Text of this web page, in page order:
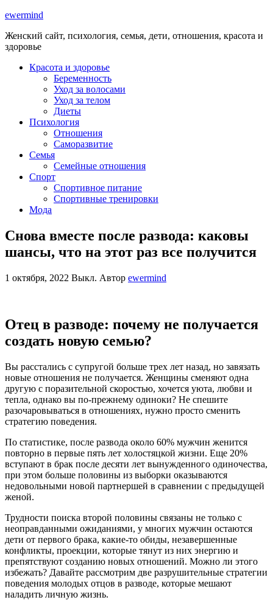
ewermind
Женский сайт, психология, семья, дети, отношения, красота и
здоровье
Красота и здоровье
Беременность
Уход за волосами
Уход за телом
Диеты
Психология
Отношения
Саморазвитие
Семья
Семейные отношения
Спорт
Спортивное питание
Спортивные тренировки
Мода
Снова вместе после развода: каковы
шансы, что на этот раз все получится
1 октября, 2022 Выкл. Автор ewermind
Отец в разводе: почему не получается
создать новую семью?
Вы расстались с супругой больше трех лет назад, но завязать
новые отношения не получается. Женщины сменяют одна
другую с поразительной скоростью, хочется уюта, любви и
тепла, однако вы по-прежнему одиноки? Не спешите
разочаровываться в отношениях, нужно просто сменить
стратегию поведения.
По статистике, после развода около 60% мужчин женится
повторно в первые пять лет холостяцкой жизни. Еще 20%
вступают в брак после десяти лет вынужденного одиночества,
при этом больше половины из выборки оказываются
недовольными новой партнершей в сравнении с предыдущей
женой.
Трудности поиска второй половины связаны не только с
неоправданными ожиданиями, у многих мужчин остаются
дети от первого брака, какие-то обиды, незавершенные
конфликты, проекции, которые тянут из них энергию и
препятствуют созданию новых отношений. Можно ли этого
избежать? Давайте рассмотрим две разрушительные стратегии
поведения молодых отцов в разводе, которые мешают
наладить личную жизнь.